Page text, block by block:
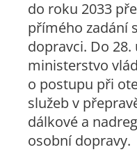
do roku 2033
přímého zadání
dopravci. Do
ministerstvo
o postupu při
služeb v
dálkové a
osobní dopravy.